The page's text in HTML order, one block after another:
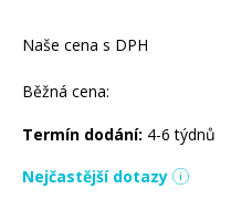
Naše cena s DPH
Běžná cena:
Termín dodání: 4-6 týdnů
Nejčastější dotazy